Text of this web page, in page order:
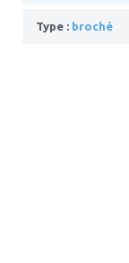
Type : broché